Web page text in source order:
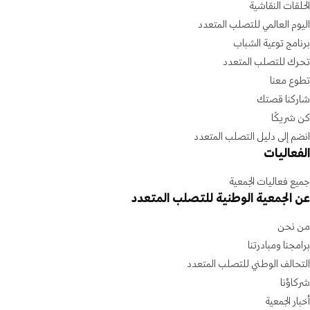
الحلقات النقاشية
اليوم العالمي للتصلب المتعدد
برنامج توعية الشباب
تحرك للتصلب المتعدد
تطوع معنا
شاركنا قصتك
كن شريكًا
انضم إلى دليل التصلب المتعدد
الفعاليات
جميع فعاليات الجمعية
عن الجمعية الوطنية للتصلب المتعدد
من نحن
برامجنا ومبادرتنا
التحالف الوطني للتصلب المتعدد
شركاؤنا
أخبار الجمعية